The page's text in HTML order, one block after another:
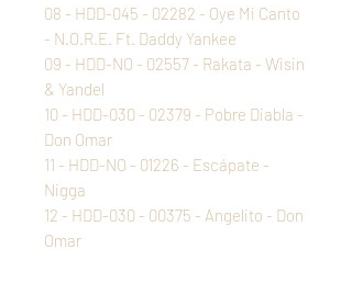
08 - HDD-045 - 02282 - Oye Mi Canto
- N.O.R.E. Ft. Daddy Yankee
09 - HDD-NO - 02557 - Rakata - Wisin
& Yandel
10 - HDD-030 - 02379 - Pobre Diabla -
Don Omar
11 - HDD-NO - 01226 - Escápate -
Nigga
12 - HDD-030 - 00375 - Angelito - Don
Omar